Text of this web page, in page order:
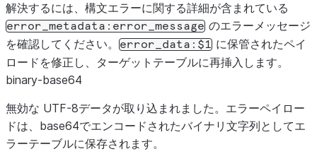
解決するには、構文エラーに関する詳細が含まれている
error_metadata:error_message のエラーメッセージ
を確認してください。
error_data:$1 に保管されたペイ
ロードを修正し、ターゲットテーブルに再挿入します。
binary-base64
無効な UTF-8データが取り込まれました。エラーペイロー
ドは、base64でエンコードされたバイナリ文字列としてエ
ラーテーブルに保存されます。